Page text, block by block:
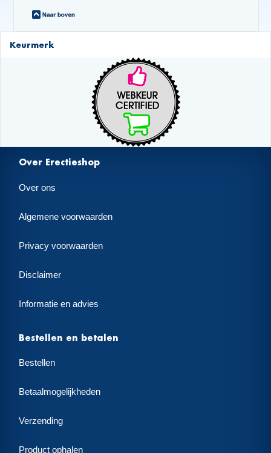
Keurmerk
Over Erectieshop
Over ons
Algemene voorwaarden
Privacy voorwaarden
Disclaimer
Informatie en advies
Bestellen en betalen
Bestellen
Betaalmogelijkheden
Verzending
Product ophalen